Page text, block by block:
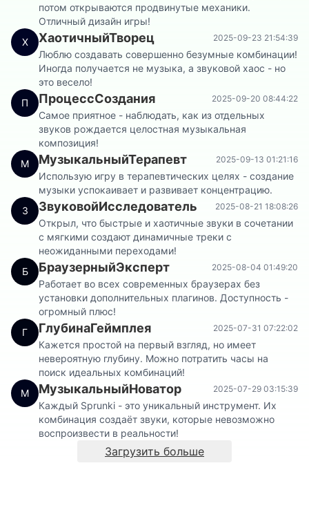
потом открываются продвинутые механики.
Отличный дизайн игры!
Х
ХаотичныйТворец 2025-09-23 21:54:39
Люблю создавать совершенно безумные комбинации!
Иногда получается не музыка, а звуковой хаос - но
это весело!
П
ПроцессСоздания 2025-09-20 08:44:22
Самое приятное - наблюдать, как из отдельных
звуков рождается целостная музыкальная
композиция!
М
МузыкальныйТерапевт 2025-09-13 01:21:16
Использую игру в терапевтических целях - создание
музыки успокаивает и развивает концентрацию.
З
ЗвуковойИсследователь 2025-08-21 18:08:26
Открыл, что быстрые и хаотичные звуки в сочетании
с мягкими создают динамичные треки с
неожиданными переходами!
Б
БраузерныйЭксперт 2025-08-04 01:49:20
Работает во всех современных браузерах без
установки дополнительных плагинов. Доступность -
огромный плюс!
Г
ГлубинаГеймплея 2025-07-31 07:22:02
Кажется простой на первый взгляд, но имеет
невероятную глубину. Можно потратить часы на
поиск идеальных комбинаций!
М
МузыкальныйНоватор 2025-07-29 03:15:39
Каждый Sprunki - это уникальный инструмент. Их
комбинация создаёт звуки, которые невозможно
воспроизвести в реальности!
Загрузить больше